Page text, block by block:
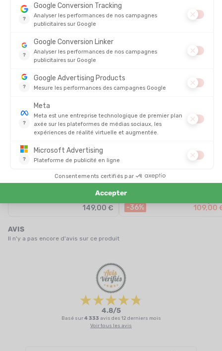
PRODUITS SIMILAIRES
ÉCO-CONÇU
PANTALON TORRENTSHELL 3L
149,00 €
PANTALON TERRAVIA PEAK
EN STOCK - EXPÉDIÉ EN 24/48H
-36% 109,00
AVIS
Il n'y a pas encore d'avis sur ce produit
4.8/5
Basé sur4 333 avis des 12 derniers mois
Voir tous les avis